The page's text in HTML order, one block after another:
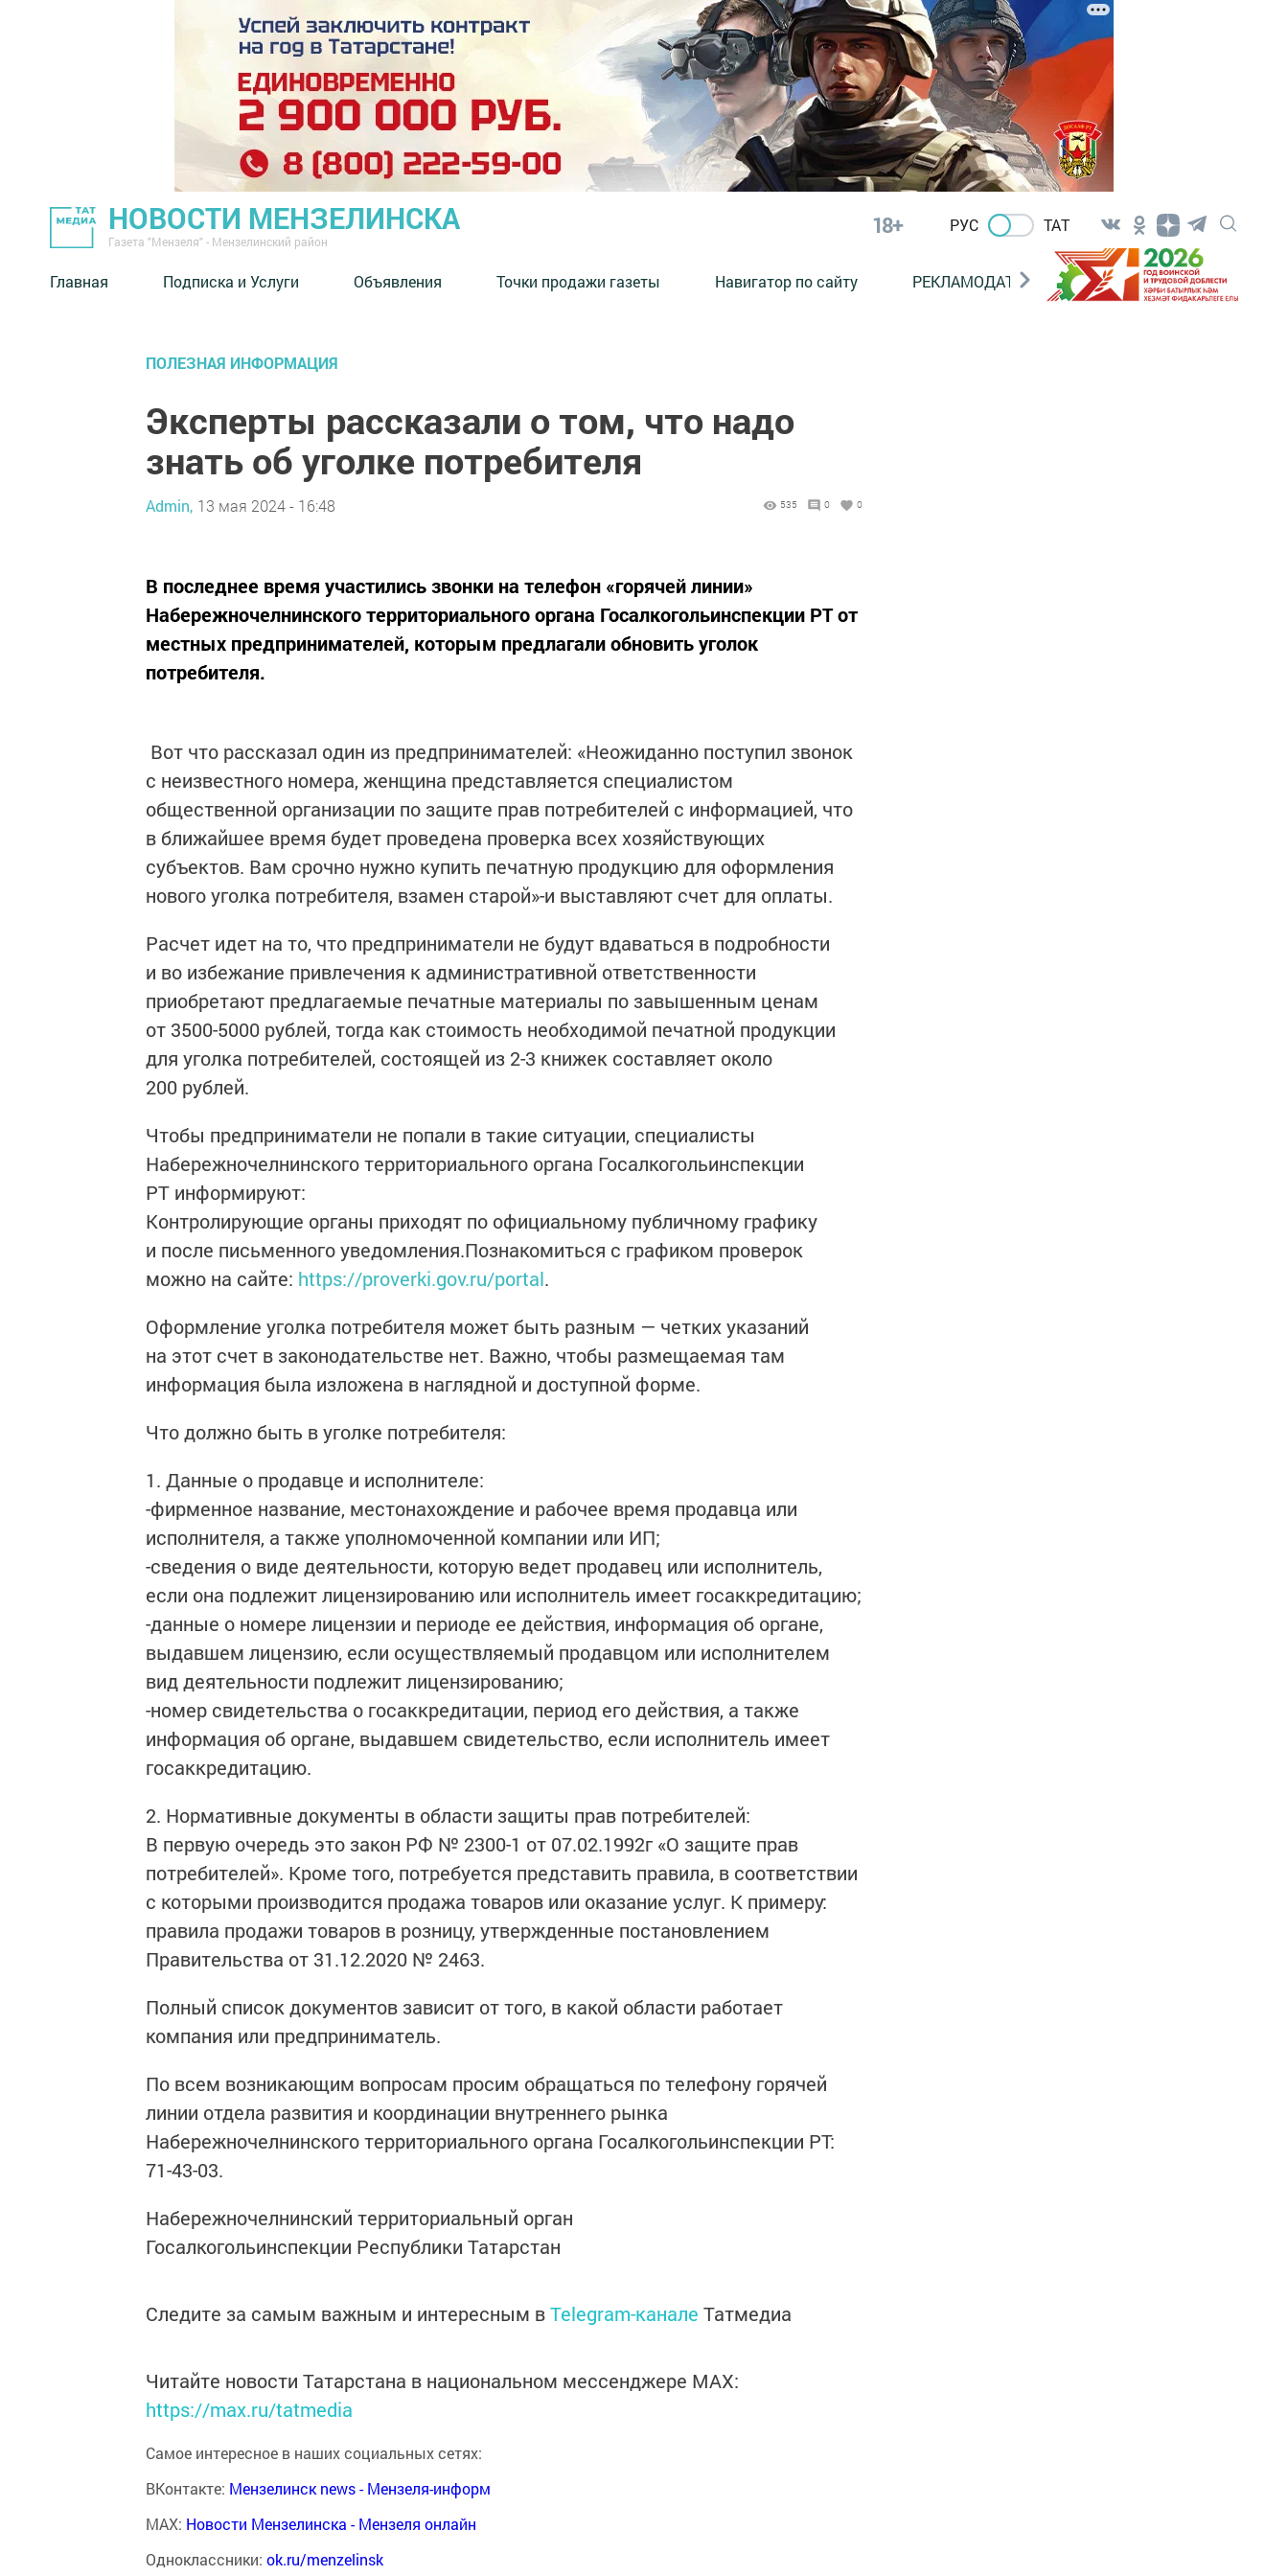
НОВОСТИ МЕНЗЕЛИНСКА
Газета "Мензеля" - Мензелинский район
18+ РУС ТАТ
Главная Подписка и Услуги Объявления Точки продажи газеты Навигатор по сайту РЕКЛАМОДАТЕЛЯМ
ПОЛЕЗНАЯ ИНФОРМАЦИЯ
Эксперты рассказали о том, что надо
знать об уголке потребителя
Admin, 13 мая 2024 - 16:48 535 0 0
В последнее время участились звонки на телефон «горячей линии»
Набережночелнинского территориального органа Госалкогольинспекции РТ от
местных предпринимателей, которым предлагали обновить уголок
потребителя.
Вот что рассказал один из предпринимателей: «Неожиданно поступил звонок
с неизвестного номера, женщина представляется специалистом
общественной организации по защите прав потребителей с информацией, что
в ближайшее время будет проведена проверка всех хозяйствующих
субъектов. Вам срочно нужно купить печатную продукцию для оформления
нового уголка потребителя, взамен старой»-и выставляют счет для оплаты.
Расчет идет на то, что предприниматели не будут вдаваться в подробности
и во избежание привлечения к административной ответственности
приобретают предлагаемые печатные материалы по завышенным ценам
от 3500-5000 рублей, тогда как стоимость необходимой печатной продукции
для уголка потребителей, состоящей из 2-3 книжек составляет около
200 рублей.
Чтобы предприниматели не попали в такие ситуации, специалисты
Набережночелнинского территориального органа Госалкогольинспекции
РТ информируют:
Контролирующие органы приходят по официальному публичному графику
и после письменного уведомления.Познакомиться с графиком проверок
можно на сайте: https://proverki.gov.ru/portal.
Оформление уголка потребителя может быть разным — четких указаний
на этот счет в законодательстве нет. Важно, чтобы размещаемая там
информация была изложена в наглядной и доступной форме.
Что должно быть в уголке потребителя:
1. Данные о продавце и исполнителе:
-фирменное название, местонахождение и рабочее время продавца или
исполнителя, а также уполномоченной компании или ИП;
-сведения о виде деятельности, которую ведет продавец или исполнитель,
если она подлежит лицензированию или исполнитель имеет госаккредитацию;
-данные о номере лицензии и периоде ее действия, информация об органе,
выдавшем лицензию, если осуществляемый продавцом или исполнителем
вид деятельности подлежит лицензированию;
-номер свидетельства о госаккредитации, период его действия, а также
информация об органе, выдавшем свидетельство, если исполнитель имеет
госаккредитацию.
2. Нормативные документы в области защиты прав потребителей:
В первую очередь это закон РФ № 2300-1 от 07.02.1992г «О защите прав
потребителей». Кроме того, потребуется представить правила, в соответствии
с которыми производится продажа товаров или оказание услуг. К примеру:
правила продажи товаров в розницу, утвержденные постановлением
Правительства от 31.12.2020 № 2463.
Полный список документов зависит от того, в какой области работает
компания или предприниматель.
По всем возникающим вопросам просим обращаться по телефону горячей
линии отдела развития и координации внутреннего рынка
Набережночелнинского территориального органа Госалкогольинспекции РТ:
71-43-03.
Набережночелнинский территориальный орган
Госалкогольинспекции Республики Татарстан
Следите за самым важным и интересным вTelegram-канале Татмедиа
Читайте новости Татарстана в национальном мессенджере MАХ:
https://max.ru/tatmedia
Самое интересное в наших социальных сетях:
ВКонтакте: Мензелинск news - Мензеля-информ
MAX: Новости Мензелинска - Мензеля онлайн
Одноклассники: ok.ru/menzelinsk